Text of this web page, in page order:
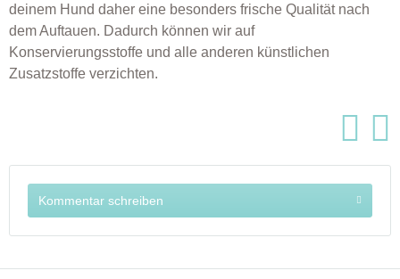
deinem Hund daher eine besonders frische Qualität nach
dem Auftauen. Dadurch können wir auf
Konservierungsstoffe und alle anderen künstlichen
Zusatzstoffe verzichten.
Kommentar schreiben